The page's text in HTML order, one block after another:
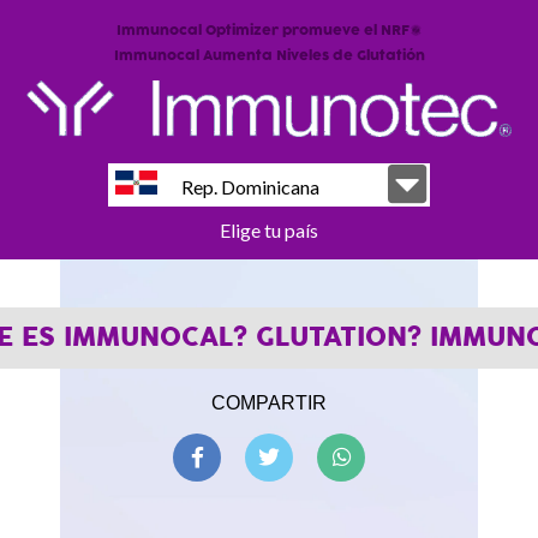
Immunocal Optimizer promueve el NRF2
Immunocal Aumenta Niveles de Glutatión
Rep. Dominicana
Elige tu país
ES IMMUNOCAL? GLUTATION?
COMPARTIR